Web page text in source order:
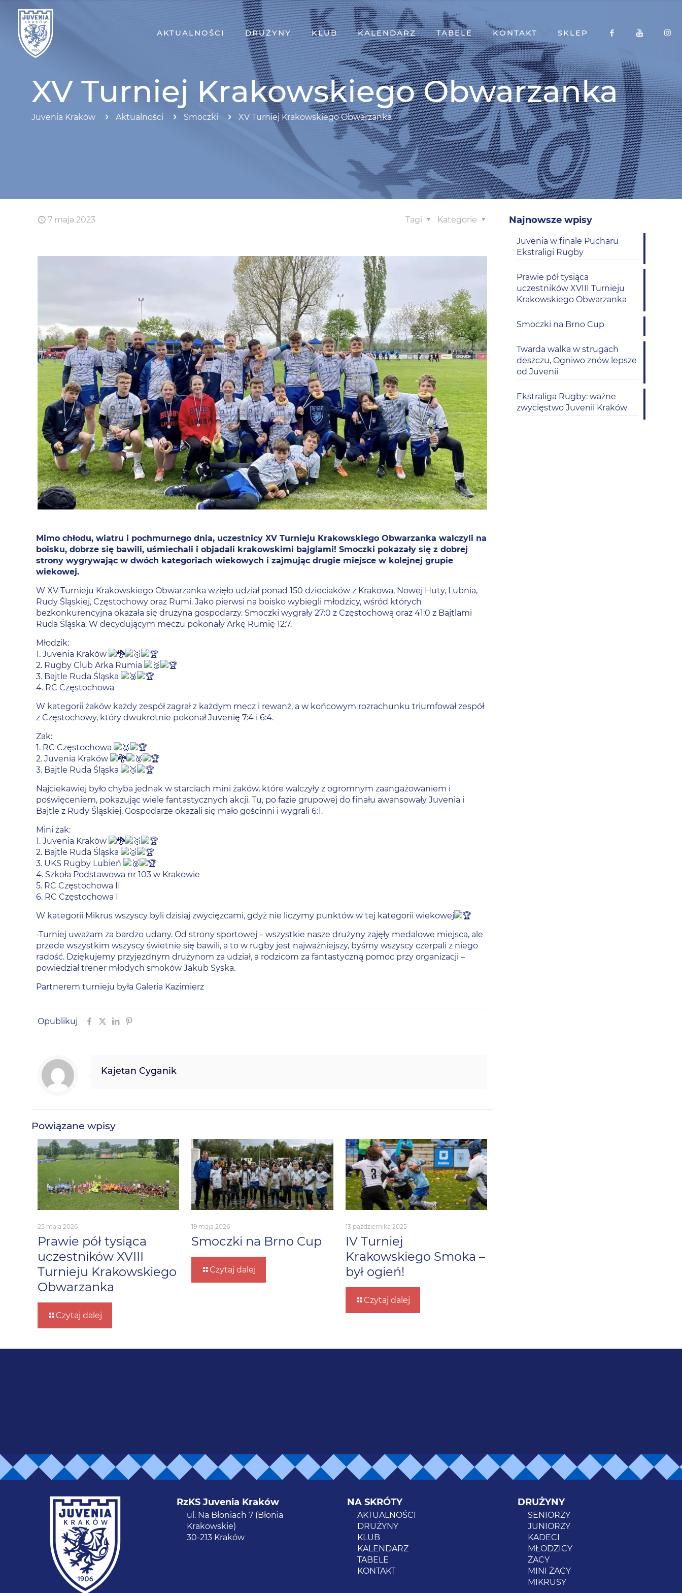
AKTUALNOŚCI DRUŻYNY KLUB KALENDARZ TABELE KONTAKT SKLEP
XV Turniej Krakowskiego Obwarzanka
Juvenia Kraków Aktualności Smoczki XV Turniej Krakowskiego Obwarzanka
7 maja 2023 Kategorie
Tagi
Mimo chłodu, wiatru i pochmurnego dnia, uczestnicy XV Turnieju Krakowskiego Obwarzanka walczyli na
boisku, dobrze się bawili, uśmiechali i objadali krakowskimi bajglami! Smoczki pokazały się z dobrej
strony wygrywając w dwóch kategoriach wiekowych i zajmując drugie miejsce w kolejnej grupie
wiekowej.
W XV Turnieju Krakowskiego Obwarzanka wzięło udział ponad 150 dzieciaków z Krakowa, Nowej Huty, Lubnia,
Rudy Śląskiej, Częstochowy oraz Rumi. Jako pierwsi na boisko wybiegli młodzicy, wśród których
bezkonkurencyjna okazała się drużyna gospodarzy. Smoczki wygrały 27:0 z Częstochową oraz 41:0 z Bajtlami
Ruda Śląska. W decydującym meczu pokonały Arkę Rumię 12:7.
Młodzik:
1. Juvenia Kraków
2. Rugby Club Arka Rumia
3. Bajtle Ruda Śląska
4. RC Częstochowa
W kategorii żaków każdy zespół zagrał z każdym mecz i rewanż, a w końcowym rozrachunku triumfował zespół
z Częstochowy, który dwukrotnie pokonał Juvenię 7:4 i 6:4.
Żak:
1. RC Częstochowa
2. Juvenia Kraków
3. Bajtle Ruda Śląska
Najciekawiej było chyba jednak w starciach mini żaków, które walczyły z ogromnym zaangażowaniem i
poświęceniem, pokazując wiele fantastycznych akcji. Tu, po fazie grupowej do finału awansowały Juvenia i
Bajtle z Rudy Śląskiej. Gospodarze okazali się mało gościnni i wygrali 6:1.
Mini żak:
1. Juvenia Kraków
2. Bajtle Ruda Śląska
3. UKS Rugby Lubień
4. Szkoła Podstawowa nr 103 w Krakowie
5. RC Częstochowa II
6. RC Częstochowa I
W kategorii Mikrus wszyscy byli dzisiaj zwycięzcami, gdyż nie liczymy punktów w tej kategorii wiekowej
-Turniej uważam za bardzo udany. Od strony sportowej – wszystkie nasze drużyny zajęły medalowe miejsca, ale
przede wszystkim wszyscy świetnie się bawili, a to w rugby jest najważniejszy, byśmy wszyscy czerpali z niego
radość. Dziękujemy przyjezdnym drużynom za udział, a rodzicom za fantastyczną pomoc przy organizacji –
powiedział trener młodych smoków Jakub Syska.
Partnerem turnieju byłaGaleria Kazimierz
Opublikuj
Kajetan Cyganik
Powiązane wpisy
25 maja 2026
Prawie pół tysiąca
uczestników XVIII
Turnieju Krakowskiego
Obwarzanka
Czytaj dalej
19 maja 2026
Smoczki na Brno Cup
Czytaj dalej
13 października 2025
IV Turniej
Krakowskiego Smoka –
był ogień!
Czytaj dalej
Najnowsze wpisy
Juvenia w finale Pucharu
Ekstraligi Rugby
Prawie pół tysiąca
uczestników XVIII Turnieju
Krakowskiego Obwarzanka
Smoczki na Brno Cup
Twarda walka w strugach
deszczu, Ogniwo znów lepsze
od Juvenii
Ekstraliga Rugby: ważne
zwycięstwo Juvenii Kraków
RzKS Juvenia Kraków
ul. Na Błoniach 7 (Błonia
Krakowskie)
30-213 Kraków
NA SKRÓTY
AKTUALNOŚCI
DRUŻYNY
KLUB
KALENDARZ
TABELE
KONTAKT
DRUŻYNY
SENIORZY
JUNIORZY
KADECI
MŁODZICY
ŻACY
MINI ŻACY
MIKRUSY